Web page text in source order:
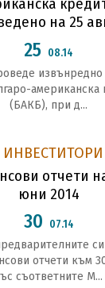
на 25
25 08.14
американска
(БАКБ), при д...
ИНВЕСТИТОРИ
отчети
юни 2014
30 07.14
отчети към
съответните М...